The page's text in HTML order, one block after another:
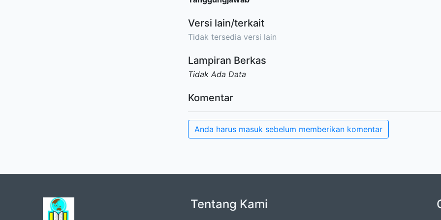
Versi lain/terkait
Tidak tersedia versi lain
Lampiran Berkas
Tidak Ada Data
Komentar
Anda harus masuk sebelum memberikan komentar
Tentang Kami